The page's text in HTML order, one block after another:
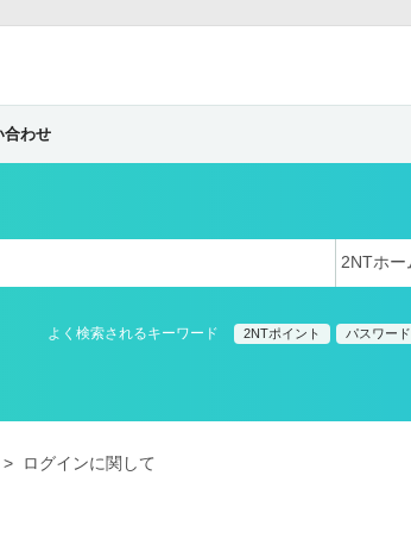
合わせ
よく検索されるキーワード 2NTポイント パスワード
ログインに関して